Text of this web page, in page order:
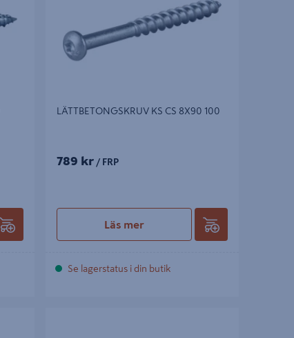
LÄTTBETONGSKRUV KS CS 8X90 100
789 kr / FRP
Läs mer
Se lagerstatus i din butik